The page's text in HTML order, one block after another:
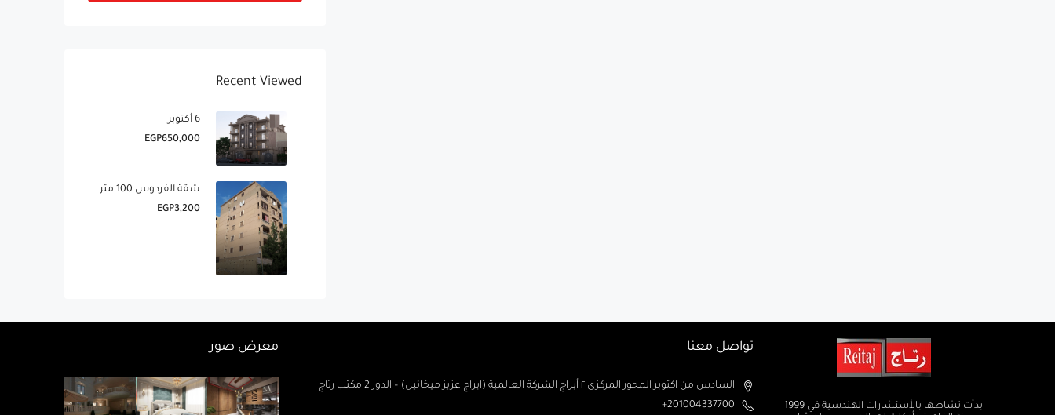
Recent Viewed
6 أكتوبر
EGP650,000
شقة الفردوس 100 متر
EGP3,200
بدأت نشاطها بالأستشارات الهندسية في 1999
تواصل معنا
السادس من اكتوبر المحور المركزى ٢ أبراج الشركة العالمية (ابراج عزيز ميخائيل) – الدور 2 مكتب رتاج
201004337700+
معرض صور